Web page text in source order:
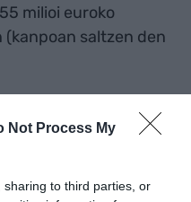
Not Process My
to third parties, or
milioi euroko
(kanpoan saltzen den
Google-ren iturri